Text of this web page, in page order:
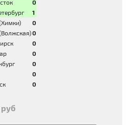
0
1
0
0
0
0
0
0
0
руб